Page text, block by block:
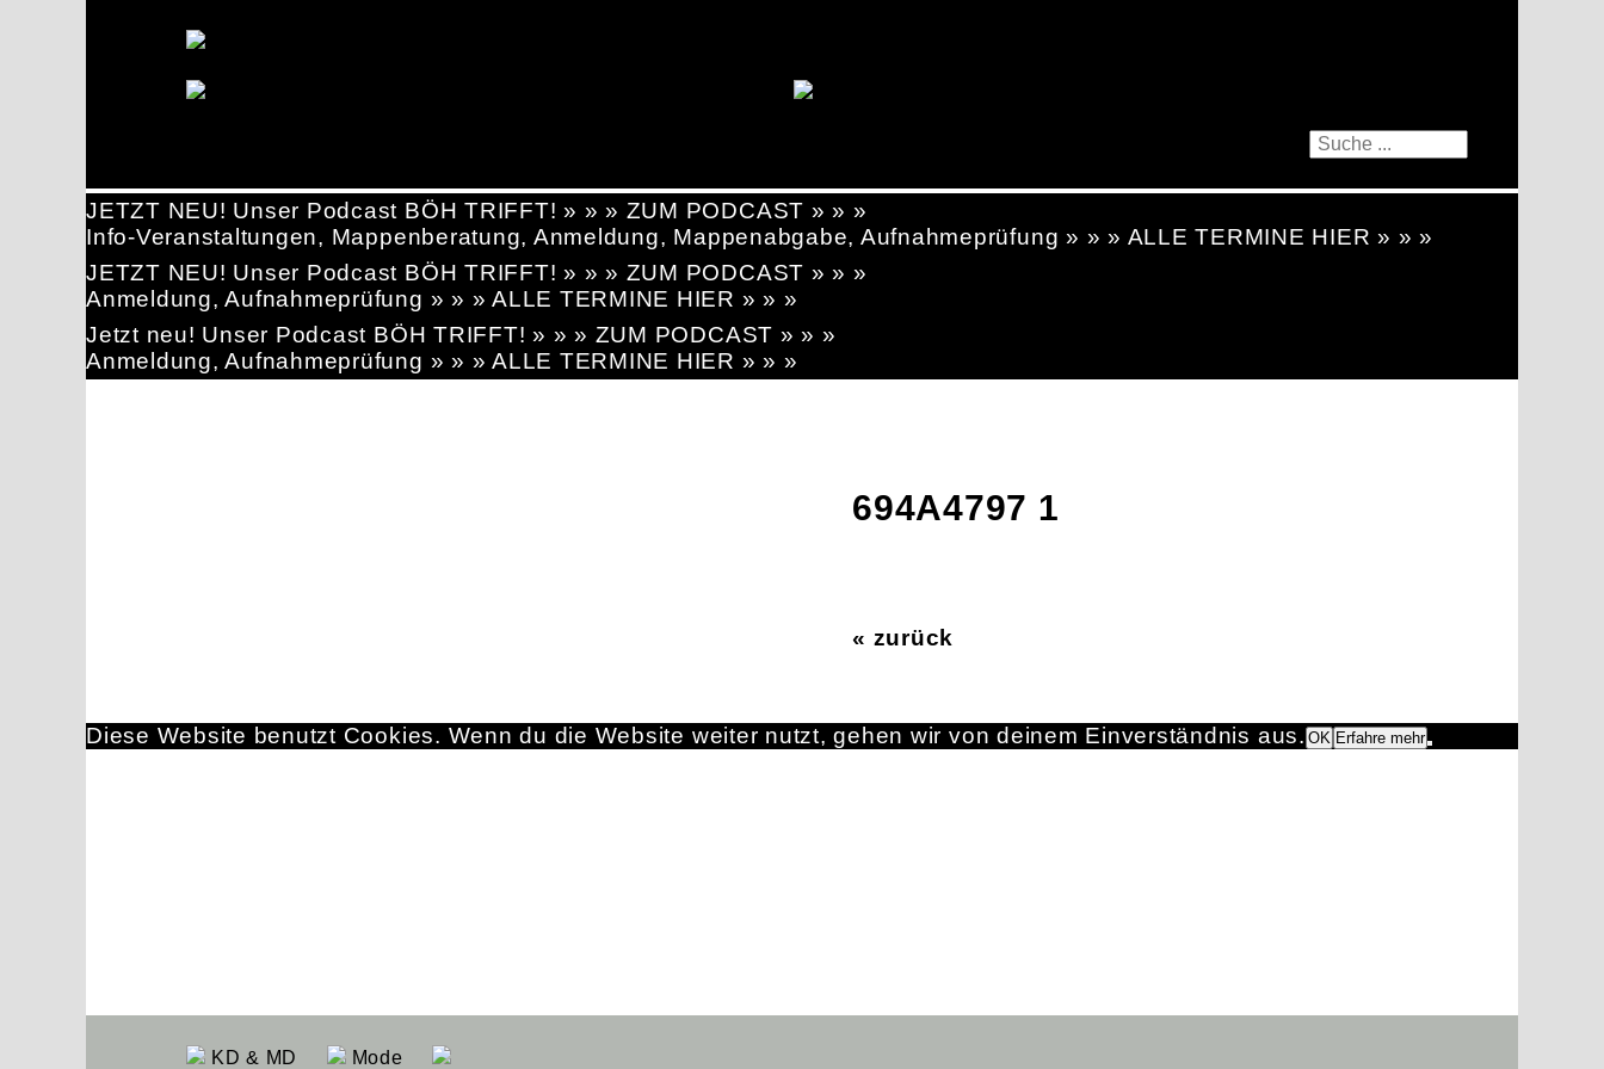
JETZT NEU! Unser Podcast BÖH TRIFFT! » » » ZUM PODCAST » » »
Info-Veranstaltungen, Mappenberatung, Anmeldung, Mappenabgabe, Aufnahmeprüfung » » » ALLE TERMINE HIER » » »
JETZT NEU! Unser Podcast BÖH TRIFFT! » » » ZUM PODCAST » » »
Anmeldung, Aufnahmeprüfung » » » ALLE TERMINE HIER » » »
Jetzt neu! Unser Podcast BÖH TRIFFT! » » » ZUM PODCAST » » »
Anmeldung, Aufnahmeprüfung » » » ALLE TERMINE HIER » » »
694A4797 1
« zurück
KD & MD Mode
Diese Website benutzt Cookies. Wenn du die Website weiter nutzt, gehen wir von deinem Einverständnis aus. OK Erfahre mehr